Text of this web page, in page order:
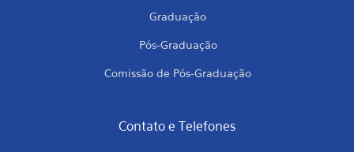
Graduação
Pós-Graduação
Comissão de Pós-Graduação
Contato e Telefones